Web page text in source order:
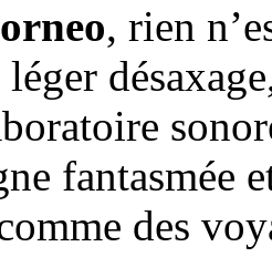
, rien
léger
fantasmée
des